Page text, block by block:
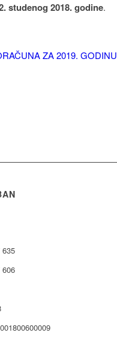
studenog 2018. godine.
ZA 2019. GODINU
606